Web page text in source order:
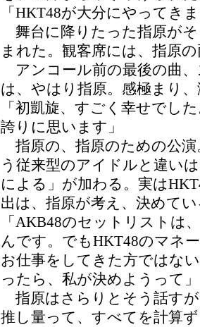
「HKT48が大分にやってき
舞台に降りたった指原が
まれた。観客席には、指原
アンコール前の最後の曲
は、やはり指原。感極まり
「初凱旋、すごく幸せでし
誇りに思います」
指原の、指原のための公
う従来型のアイドルと違い
による」が加わる。実は
出は、指原が考え、決めて
「AKB48のセットリストは
んです。でもHKT48のマネ
お仕事をしてきた方ではな
ったら、私が決めようって」
指原はさらりとそう話す
推し量って、すべてを計算